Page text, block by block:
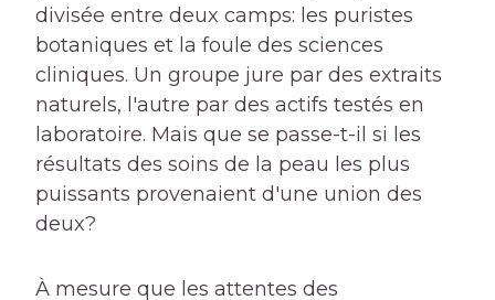
divisée entre deux camps: les puristes
botaniques et la foule des sciences
cliniques. Un groupe jure par des extraits
naturels, l'autre par des actifs testés en
laboratoire. Mais que se passe-t-il si les
résultats des soins de la peau les plus
puissants provenaient d'une union des
deux?
À mesure que les attentes des